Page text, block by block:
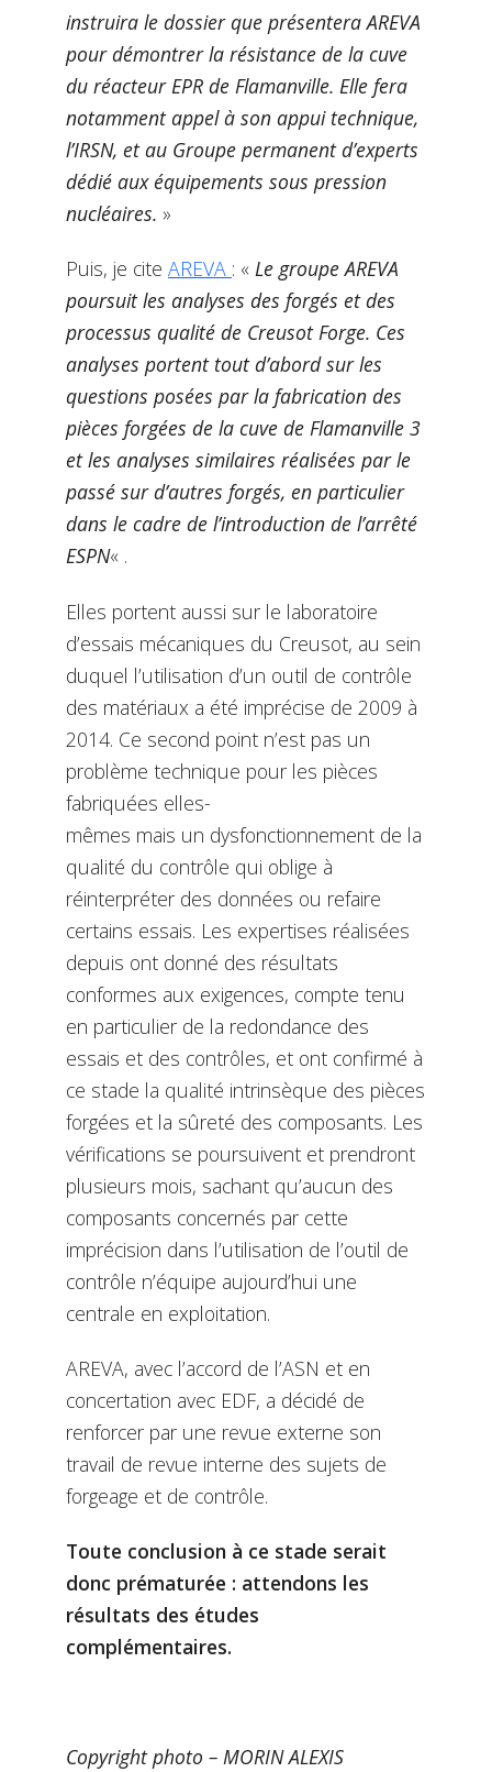
instruira le dossier que présentera AREVA
pour démontrer la résistance de la cuve
du réacteur EPR de Flamanville. Elle fera
notamment appel à son appui technique,
l’IRSN, et au Groupe permanent d’experts
dédié aux équipements sous pression
nucléaires. »
Puis, je cite AREVA : « Le groupe AREVA
poursuit les analyses des forgés et des
processus qualité de Creusot Forge. Ces
analyses portent tout d’abord sur les
questions posées par la fabrication des
pièces forgées de la cuve de Flamanville 3
et les analyses similaires réalisées par le
passé sur d’autres forgés, en particulier
dans le cadre de l’introduction de l’arrêté
ESPN« .
Elles portent aussi sur le laboratoire
d’essais mécaniques du Creusot, au sein
duquel l’utilisation d’un outil de contrôle
des matériaux a été imprécise de 2009 à
2014. Ce second point n’est pas un
problème technique pour les pièces
fabriquées elles-
mêmes mais un dysfonctionnement de la
qualité du contrôle qui oblige à
réinterpréter des données ou refaire
certains essais. Les expertises réalisées
depuis ont donné des résultats
conformes aux exigences, compte tenu
en particulier de la redondance des
essais et des contrôles, et ont confirmé à
ce stade la qualité intrinsèque des pièces
forgées et la sûreté des composants. Les
vérifications se poursuivent et prendront
plusieurs mois, sachant qu’aucun des
composants concernés par cette
imprécision dans l’utilisation de l’outil de
contrôle n’équipe aujourd’hui une
centrale en exploitation.
AREVA, avec l’accord de l’ASN et en
concertation avec EDF, a décidé de
renforcer par une revue externe son
travail de revue interne des sujets de
forgeage et de contrôle.
Toute conclusion à ce stade serait
donc prématurée : attendons les
résultats des études
complémentaires.
Copyright photo – MORIN ALEXIS